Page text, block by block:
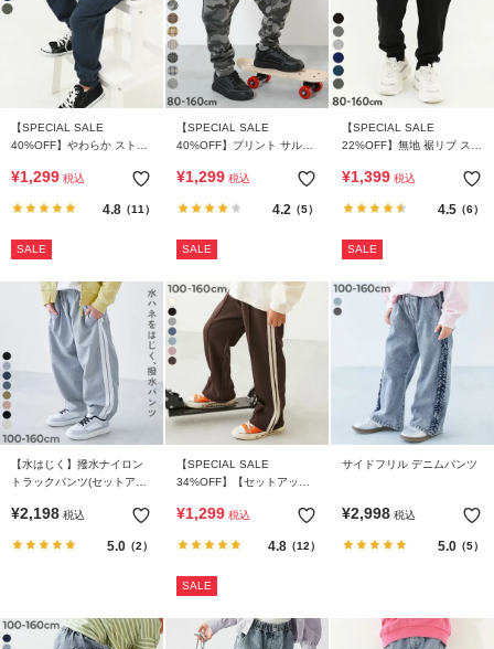
【SPECIAL SALE
40%OFF】やわらか ストレ
¥1,299 税込
4.8（11）
SALE
【SPECIAL SALE
40%OFF】プリント サルエ
¥1,299 税込
4.2 （5）
SALE
【SPECIAL SALE
22%OFF】無地 裾リブ スウ
¥1,399 税込
4.5（6）
SALE
【水はじく】撥水ナイロン
トラックパンツ(セットアッ
¥2,198 税込
5.0（2）
【SPECIAL SALE
34%OFF】【セットアップ
パンツ
¥1,299 税込
4.8（12）
SALE
サイドフリル デニムパンツ
¥2,998 税込
5.0（5）